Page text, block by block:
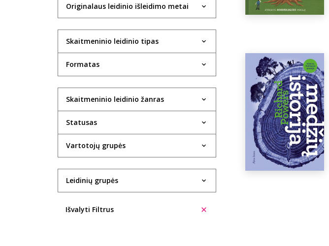
Originalaus leidinio išleidimo metai
Skaitmeninio leidinio tipas
Formatas
Skaitmeninio leidinio žanras
Statusas
Vartotojų grupės
Leidinių grupės
Išvalyti Filtrus